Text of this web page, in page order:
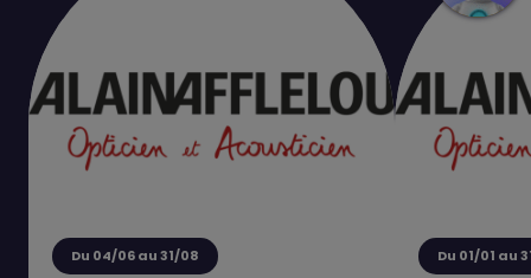
Du 04/06 au 31/08 Du 01/01 au